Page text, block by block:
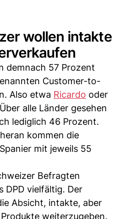
wollen intakte
demnach 57 Prozent
Customer-to-
Also etwa Ricardo oder
alle Länder gesehen
lediglich 46 Prozent.
kommen die
mit jeweils 55
Befragten
DPD vielfältig. Der
Absicht, intakte, aber
weiterzugeben.